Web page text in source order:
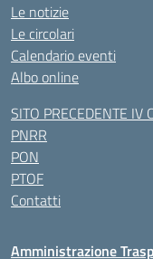
Le notizie
Le circolari
Calendario eventi
Albo online
SITO PRECEDENTE IV
PNRR
PON
PTOF
Contatti
Amministrazione